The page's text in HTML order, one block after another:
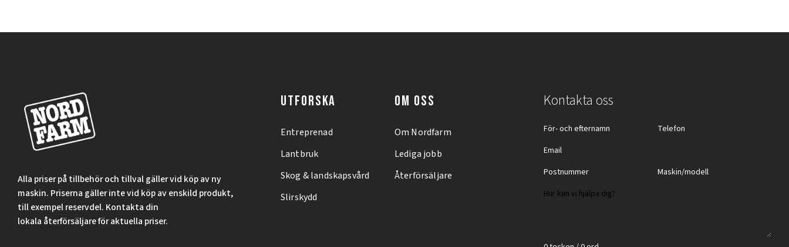
Alla priser på tillbehör och tillval gäller vid köp av ny
maskin. Priserna gäller inte vid köp av enskild produkt,
till exempel reservdel. Kontakta din
lokala återförsäljare för aktuella priser.
UTFORSKA
Entreprenad
Lantbruk
Skog & landskapsvård
Slirskydd
OM OSS
Om Nordfarm
Lediga jobb
Återförsäljare
Kontakta oss